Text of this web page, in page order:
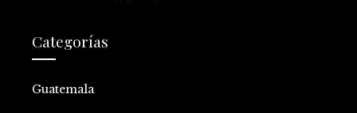
Categorías
Guatemala